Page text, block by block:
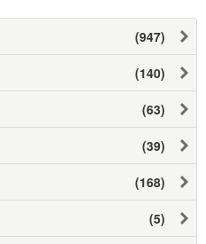
(947)
(140)
(63)
(39)
(168)
(5)